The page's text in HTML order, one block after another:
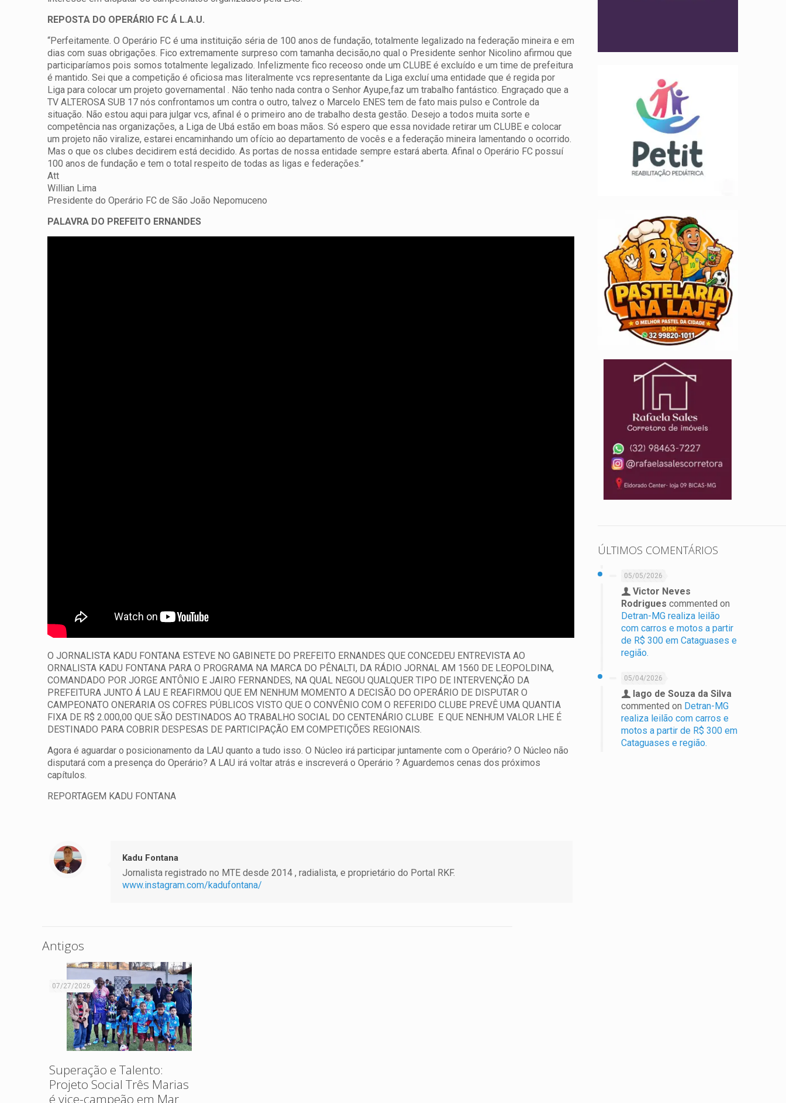
REPOSTA DO OPERÁRIO FC Á L.A.U.
“Perfeitamente. O Operário FC é uma instituição séria de 100 anos de fundação, totalmente legalizado na federação mineira e em
dias com suas obrigações. Fico extremamente surpreso com tamanha decisão,no qual o Presidente senhor Nicolino afirmou que
participaríamos pois somos totalmente legalizado. Infelizmente fico receoso onde um CLUBE é excluído e um time de prefeitura
é mantido. Sei que a competição é oficiosa mas literalmente vcs representante da Liga excluí uma entidade que é regida por
Liga para colocar um projeto governamental . Não tenho nada contra o Senhor Ayupe,faz um trabalho fantástico. Engraçado que a
TV ALTEROSA SUB 17 nós confrontamos um contra o outro, talvez o Marcelo ENES tem de fato mais pulso e Controle da
situação. Não estou aqui para julgar vcs, afinal é o primeiro ano de trabalho desta gestão. Desejo a todos muita sorte e
competência nas organizações, a Liga de Ubá estão em boas mãos. Só espero que essa novidade retirar um CLUBE e colocar
um projeto não viralize, estarei encaminhando um ofício ao departamento de vocês e a federação mineira lamentando o ocorrido.
Mas o que os clubes decidirem está decidido. As portas de nossa entidade sempre estará aberta. Afinal o Operário FC possuí
100 anos de fundação e tem o total respeito de todas as ligas e federações.”
Att
Willian Lima
Presidente do Operário FC de São João Nepomuceno
PALAVRA DO PREFEITO ERNANDES
O JORNALISTA KADU FONTANA ESTEVE NO GABINETE DO PREFEITO ERNANDES QUE CONCEDEU ENTREVISTA AO
ORNALISTA KADU FONTANA PARA O PROGRAMA NA MARCA DO PÊNALTI, DA RÁDIO JORNAL AM 1560 DE LEOPOLDINA,
COMANDADO POR JORGE ANTÔNIO E JAIRO FERNANDES, NA QUAL NEGOU QUALQUER TIPO DE INTERVENÇÃO DA
PREFEITURA JUNTO Á LAU E REAFIRMOU QUE EM NENHUM MOMENTO A DECISÃO DO OPERÁRIO DE DISPUTAR O
CAMPEONATO ONERARIA OS COFRES PÚBLICOS VISTO QUE O CONVÊNIO COM O REFERIDO CLUBE PREVÊ UMA QUANTIA
FIXA DE R$ 2.000,00 QUE SÃO DESTINADOS AO TRABALHO SOCIAL DO CENTENÁRIO CLUBE E QUE NENHUM VALOR LHE É
DESTINADO PARA COBRIR DESPESAS DE PARTICIPAÇÃO EM COMPETIÇÕES REGIONAIS.
Agora é aguardar o posicionamento da LAU quanto a tudo isso. O Núcleo irá participar juntamente com o Operário? O Núcleo não
disputará com a presença do Operário? A LAU irá voltar atrás e inscreverá o Operário ? Aguardemos cenas dos próximos
capítulos.
REPORTAGEM KADU FONTANA
Kadu Fontana
Jornalista registrado no MTE desde 2014 , radialista, e proprietário do Portal RKF.
www.instagram.com/kadufontana/
Antigos
07/27/2026
Superação e Talento:
Projeto Social Três Marias
é vice-campeão em Mar
ÚLTIMOS COMENTÁRIOS
05/05/2026
Victor Neves
Rodrigues commented on
Detran-MG realiza leilão
com carros e motos a partir
de R$ 300 em Cataguases e
região.
05/04/2026
Iago de Souza da Silva
commented on Detran-MG
realiza leilão com carros e
motos a partir de R$ 300 em
Cataguases e região.